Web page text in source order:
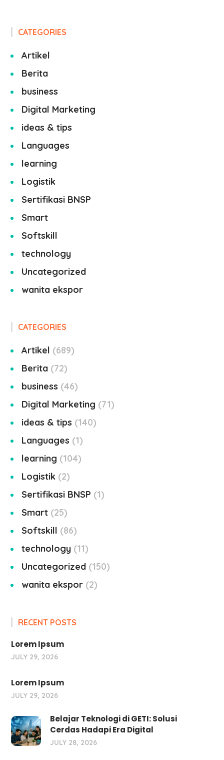
CATEGORIES
Artikel
Berita
business
Digital Marketing
ideas & tips
Languages
learning
Logistik
Sertifikasi BNSP
Smart
Softskill
technology
Uncategorized
wanita ekspor
CATEGORIES
Artikel
689
Berita 72
business 46
Digital Marketing
71
ideas & tips
140
Languages
1
learning
104
Logistik 2
Sertifikasi BNSP
1
Smart 25
Softskill
86
technology 11
Uncategorized 150
wanita ekspor 2
RECENT POSTS
Lorem Ipsum
JULY 29, 2026
Lorem Ipsum
JULY 29, 2026
Belajar Teknologi di GETI: Solusi
Cerdas Hadapi Era Digital
JULY 28, 2026